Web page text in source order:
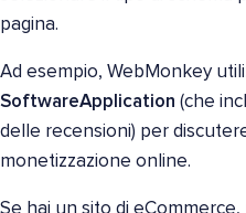
pagina.
Ad esempio, WebMonkey
SoftwareApplication (che
delle recensioni) per
monetizzazione online.
Se hai un sito di